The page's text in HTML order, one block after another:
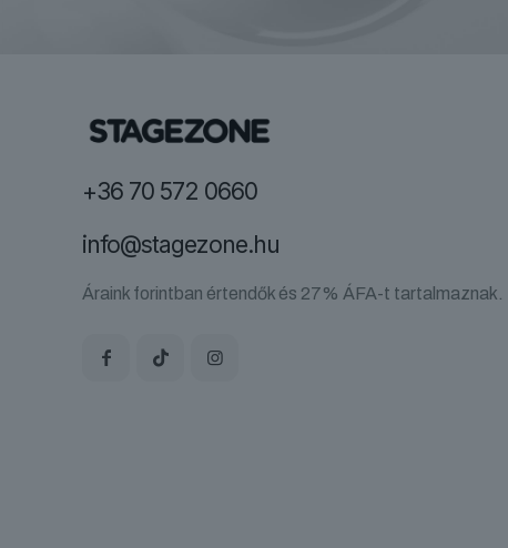
+36 70 572 0660
info@stagezone.hu
Áraink forintban értendők és 27% ÁFA-t tartalmaznak.